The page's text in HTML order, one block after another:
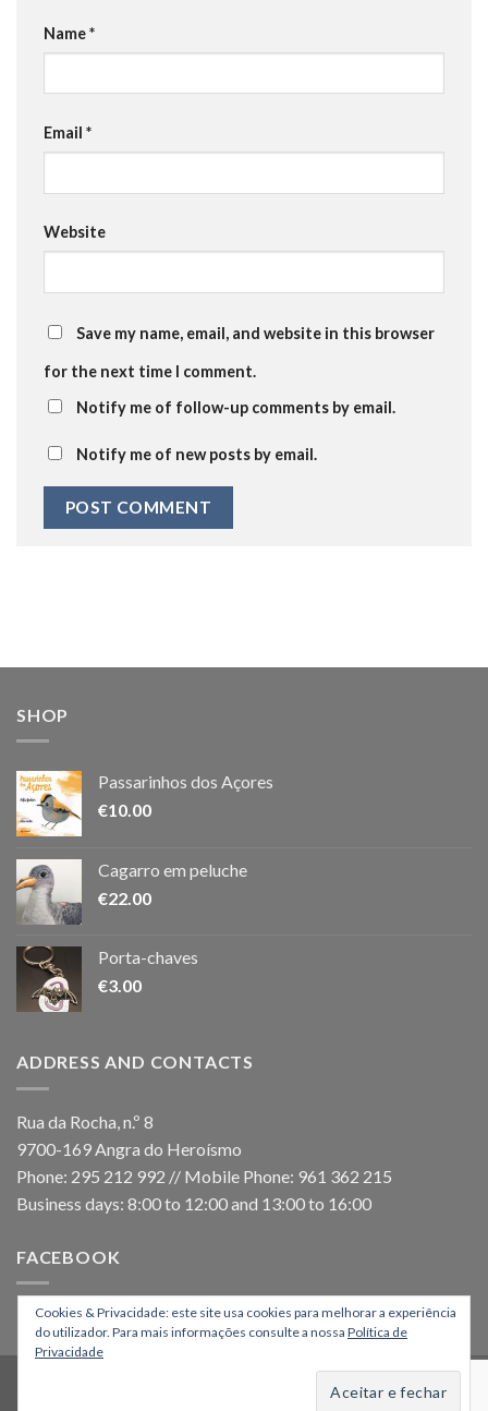
Name*
Email *
Website
Save my name, email, and website in this browser
for the next time I comment.
Notify me of follow-up comments by email.
Notify me of new posts by email.
SHOP
Passarinhos dos Açores
€10.00
Cagarro em peluche
€22.00
Porta-chaves
€3.00
ADDRESS AND CONTACTS
Rua da Rocha, n.º 8
9700-169 Angra do Heroísmo
Phone: 295 212 992 // Mobile Phone: 961 362 215
Business days: 8:00 to 12:00 and 13:00 to 16:00
FACEBOOK
Cookies & Privacidade: este site usa cookies para melhorar a experiência
do utilizador. Para mais informações consulte a nossa Política de
Privacidade